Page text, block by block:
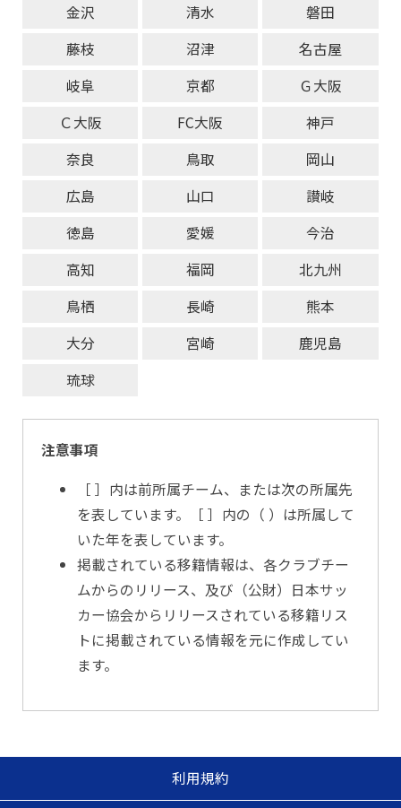
金沢
清水
磐田
藤枝
沼津
名古屋
岐阜
京都
Ｇ大阪
Ｃ大阪
FC大阪
神戸
奈良
鳥取
岡山
広島
山口
讃岐
徳島
愛媛
今治
高知
福岡
北九州
鳥栖
長崎
熊本
大分
宮崎
鹿児島
琉球
注意事項
［ ］内は前所属チーム、または次の所属先
を表しています。［ ］内の（ ）は所属して
いた年を表しています。
掲載されている移籍情報は、各クラブチー
ムからのリリース、及び（公財）日本サッ
カー協会からリリースされている移籍リス
トに掲載されている情報を元に作成してい
ます。
利用規約